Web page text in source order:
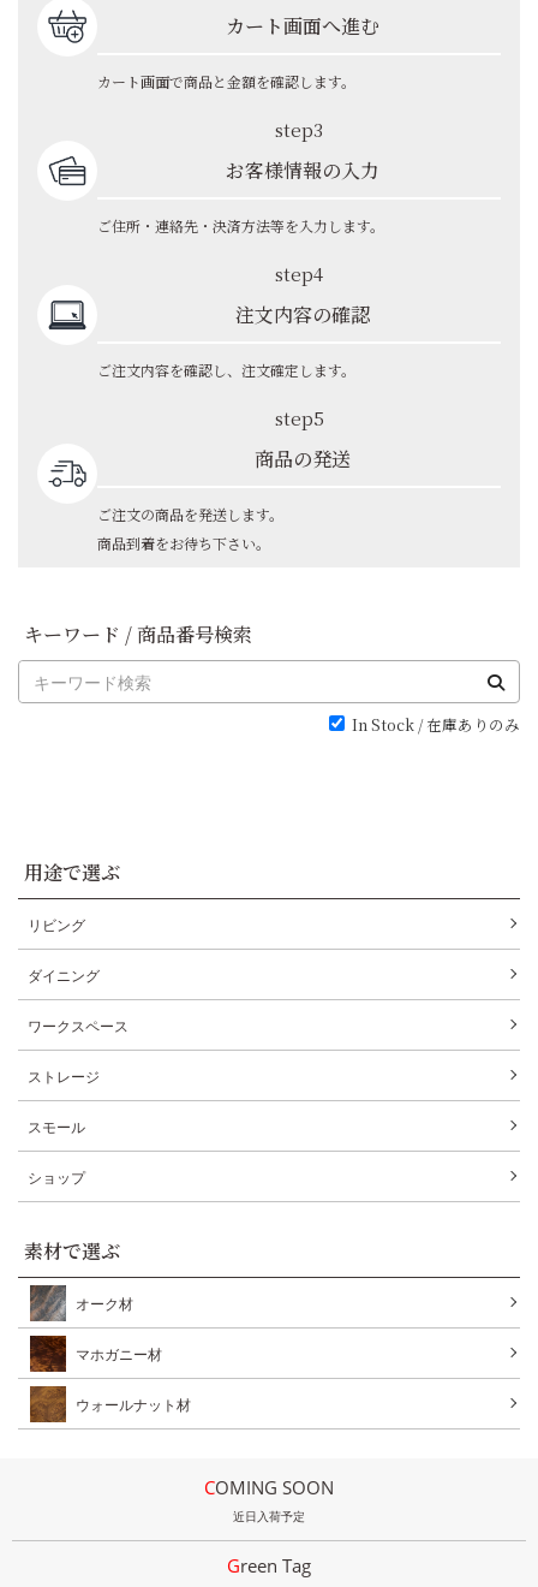
カート画面へ進む
カート画面で商品と金額を確認します。
step3
お客様情報の入力
ご住所・連絡先・決済方法等を入力します。
step4
注文内容の確認
ご注文内容を確認し、注文確定します。
step5
商品の発送
ご注文の商品を発送します。
商品到着をお待ち下さい。
キーワード / 商品番号検索
In Stock / 在庫ありのみ
用途で選ぶ
リビング
ダイニング
ワークスペース
ストレージ
スモール
ショップ
素材で選ぶ
オーク材
マホガニー材
ウォールナット材
COMING SOON
近日入荷予定
Green Tag